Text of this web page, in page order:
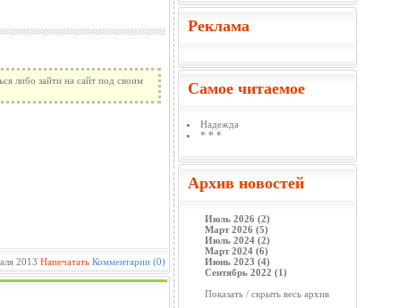
либо зайти на сайт под своим
2013 Напечатать Комментарии (0)
Реклама
Самое читаемое
Надежда
* * *
Архив новостей
Июль 2026 (2)
Март 2026 (5)
Июль 2024 (2)
Март 2024 (6)
Июнь 2023 (4)
Сентябрь 2022 (1)
Показать / скрыть весь архив